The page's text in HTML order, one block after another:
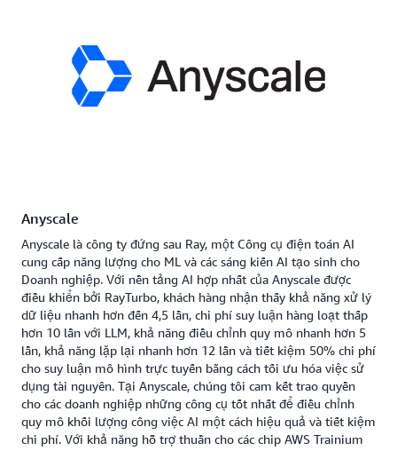
Anyscale
Anyscale là công ty đứng sau Ray, một Công cụ điện toán AI
cung cấp năng lượng cho ML và các sáng kiến AI tạo sinh cho
Doanh nghiệp. Với nền tảng AI hợp nhất của Anyscale được
điều khiển bởi RayTurbo, khách hàng nhận thấy khả năng xử lý
dữ liệu nhanh hơn đến 4,5 lần, chi phí suy luận hàng loạt thấp
hơn 10 lần với LLM, khả năng điều chỉnh quy mô nhanh hơn 5
lần, khả năng lặp lại nhanh hơn 12 lần và tiết kiệm 50% chi phí
cho suy luận mô hình trực tuyến bằng cách tối ưu hóa việc sử
dụng tài nguyên. Tại Anyscale, chúng tôi cam kết trao quyền
cho các doanh nghiệp những công cụ tốt nhất để điều chỉnh
quy mô khối lượng công việc AI một cách hiệu quả và tiết kiệm
chi phí. Với khả năng hỗ trợ thuần cho các chip AWS Trainium